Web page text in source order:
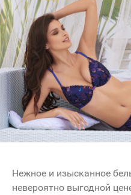
Нежное и изысканное
невероятно выгодной